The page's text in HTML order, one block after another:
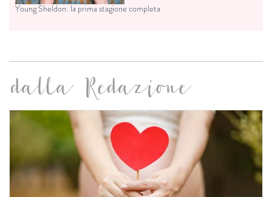
Young Sheldon: la prima stagione completa
dalla Redazione